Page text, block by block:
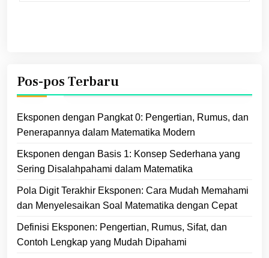
Pos-pos Terbaru
Eksponen dengan Pangkat 0: Pengertian, Rumus, dan
Penerapannya dalam Matematika Modern
Eksponen dengan Basis 1: Konsep Sederhana yang
Sering Disalahpahami dalam Matematika
Pola Digit Terakhir Eksponen: Cara Mudah Memahami
dan Menyelesaikan Soal Matematika dengan Cepat
Definisi Eksponen: Pengertian, Rumus, Sifat, dan
Contoh Lengkap yang Mudah Dipahami